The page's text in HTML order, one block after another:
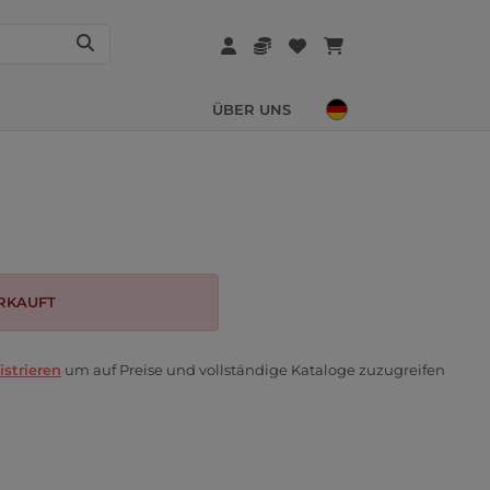
ÜBER UNS
um auf Preise und vollständige Kataloge zuzugreifen